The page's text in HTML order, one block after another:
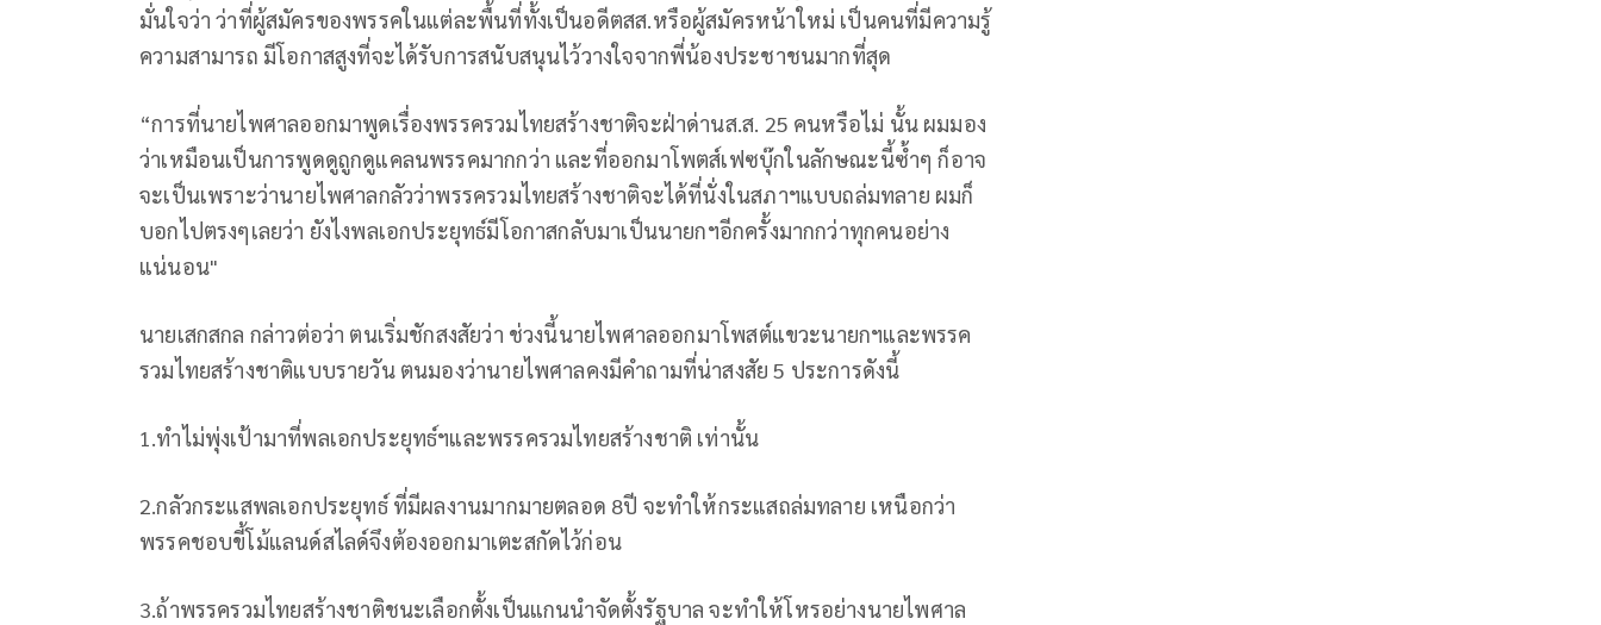
มั่นใจว่า ว่าที่ผู้สมัครของพรรคในแต่ละพื้นที่ทั้งเป็นอดีตสส.หรือผู้สมัครหน้าใหม่ เป็นคนที่มีความรู้
ความสามารถ มีโอกาสสูงที่จะได้รับการสนับสนุนไว้วางใจจากพี่น้องประชาชนมากที่สุด
“การที่นายไพศาลออกมาพูดเรื่องพรรครวมไทยสร้างชาติจะฝ่าด่านส.ส. 25 คนหรือไม่ นั้น ผมมอง
ว่าเหมือนเป็นการพูดดูถูกดูแคลนพรรคมากกว่า และที่ออกมาโพตส์เฟซบุ๊กในลักษณะนี้ซ้ำๆ ก็อาจ
จะเป็นเพราะว่านายไพศาลกลัวว่าพรรครวมไทยสร้างชาติจะได้ที่นั่งในสภาฯแบบถล่มทลาย ผมก็
บอกไปตรงๆเลยว่า ยังไงพลเอกประยุทธ์มีโอกาสกลับมาเป็นนายกฯอีกครั้งมากกว่าทุกคนอย่าง
แน่นอน"
นายเสกสกล กล่าวต่อว่า ตนเริ่มชักสงสัยว่า ช่วงนี้นายไพศาลออกมาโพสต์แขวะนายกฯและพรรค
รวมไทยสร้างชาติแบบรายวัน ตนมองว่านายไพศาลคงมีคำถามที่น่าสงสัย 5 ประการดังนี้
1.ทำไม่พุ่งเป้ามาที่พลเอกประยุทธ์ฯและพรรครวมไทยสร้างชาติ เท่านั้น
2.กลัวกระแสพลเอกประยุทธ์ ที่มีผลงานมากมายตลอด 8ปี จะทำให้กระแสถล่มทลาย เหนือกว่า
พรรคชอบขี้โม้แลนด์สไลด์จึงต้องออกมาเตะสกัดไว้ก่อน
3.ถ้าพรรครวมไทยสร้างชาติชนะเลือกตั้งเป็นแกนนำจัดตั้งรัฐบาล จะทำให้โหรอย่างนายไพศาล